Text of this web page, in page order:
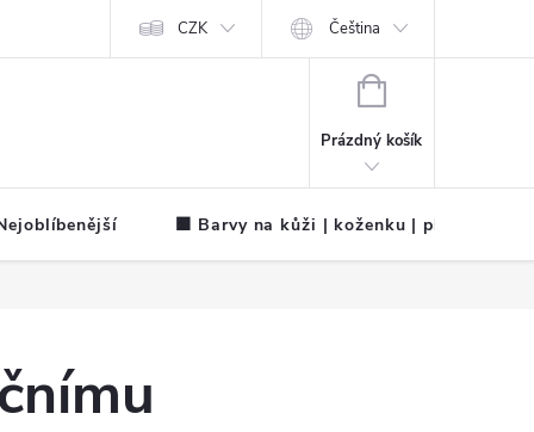
CZK Čeština
NÁKUPNÍ
Prázdný košík
🟧 Barvy na kůži | koženku | plátno